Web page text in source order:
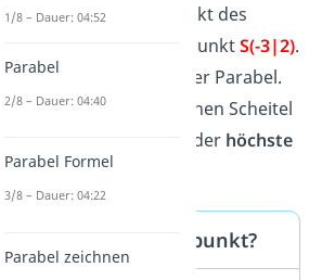
Beispiel:Der Scheitelpunkt des
linken Graphen liegt im PunktS(-3|2).
Er ist der
der Parabel.
Der rechte Graph hat seinen Scheitel
. Dort ist der höchste
Punktder Parabel.
Was ist der Scheitelpunkt?
1/8 – Dauer: 04:52
Parabel
2/8 – Dauer: 04:40
Parabel Formel
3/8 – Dauer: 04:22
Parabel zeichnen